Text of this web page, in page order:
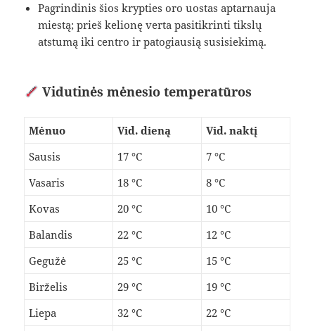
Pagrindinis šios krypties oro uostas aptarnauja
miestą; prieš kelionę verta pasitikrinti tikslų
atstumą iki centro ir patogiausią susisiekimą.
Vidutinės mėnesio temperatūros
Mėnuo Vid. dieną
Vid. naktį
Sausis
17 °C
7 °C
Vasaris
18 °C
8 °C
Kovas
20 °C
10 °C
Balandis
22 °C
12 °C
Gegužė
25 °C
15 °C
Birželis
29 °C
19 °C
Liepa
32 °C
22 °C